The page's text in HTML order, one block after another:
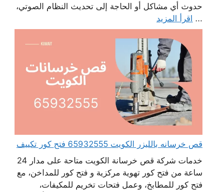
حدوث أي مشاكل أو الحاجة إلى تحديث النظام الصوتي،
... اقرأ المزيد
قص خرسانه بالليزر الكويت 65932555 فتح كور تكييف
خدمات شركة قص خرسانة الكويت متاحة على مدار 24
ساعة من فتح كور تهوية مركزية و فتح كور للمداخن، مع
فتح كور للمطابخ، وعمل فتحات تخريم للمكيفات،